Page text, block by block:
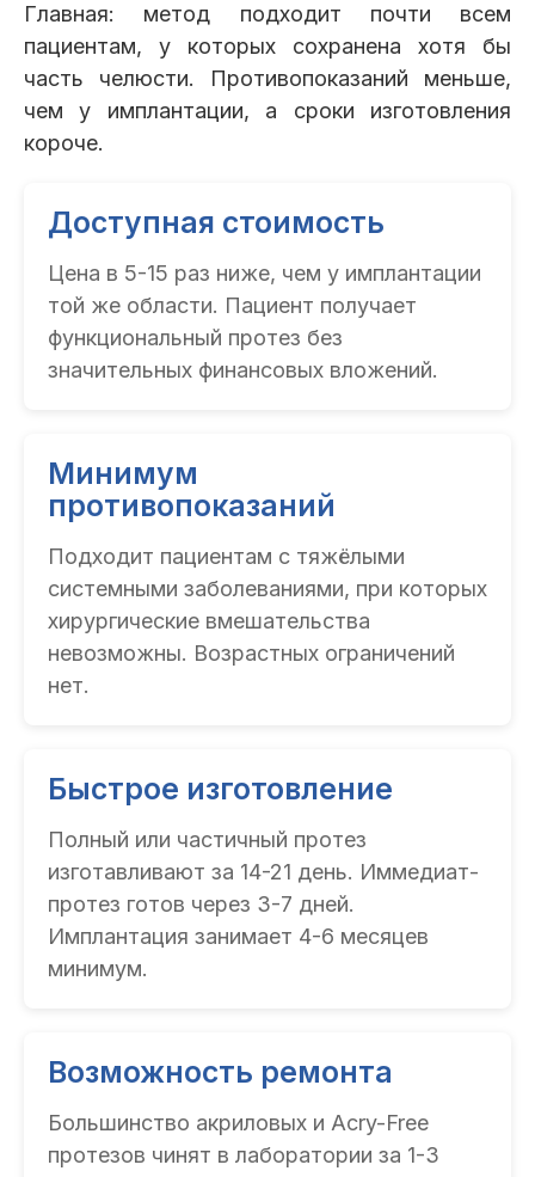
Главная: метод подходит почти всем
пациентам, у которых сохранена хотя бы
часть челюсти. Противопоказаний меньше,
чем у имплантации, а сроки изготовления
короче.
Доступная стоимость
Цена в 5-15 раз ниже, чем у имплантации
той же области. Пациент получает
функциональный протез без
значительных финансовых вложений.
Минимум
противопоказаний
Подходит пациентам с тяжёлыми
системными заболеваниями, при которых
хирургические вмешательства
невозможны. Возрастных ограничений
нет.
Быстрое изготовление
Полный или частичный протез
изготавливают за 14-21 день. Иммедиат-
протез готов через 3-7 дней.
Имплантация занимает 4-6 месяцев
минимум.
Возможность ремонта
Большинство акриловых и Acry-Free
протезов чинят в лаборатории за 1-3